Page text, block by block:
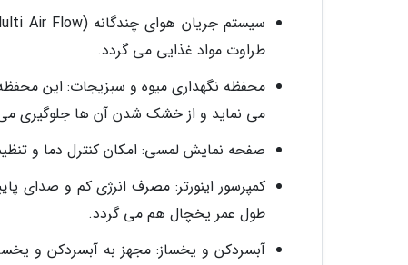
طراوت مواد غذایی می گردد.
محفظه نگهداری میوه و سبزیجات: این
می نماید و از خشک شدن آن ها جلوگیری می
صفحه نمایش لمسی: امکان کنترل دما و
کمپرسور اینورتر: مصرف انرژی کم و صدای
طول عمر یخچال هم می گردد.
آبسردکن و یخساز: مجهز به آبسردکن و